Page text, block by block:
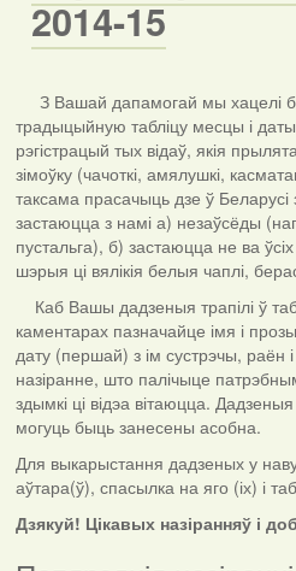
2014-15
З Вашай дапамогай мы хацелі б
традыцыйную табліцу месцы і
рэгістрацый тых відаў, якія
зімоўку (чачоткі, амялушкі,
таксама прасачыць дзе ў Беларусі
застаюцца з намі а) незаўсёды
пустальга), б) застаюцца не ва
шэрыя ці вялікія белыя чаплі,
Каб Вашы дадзеныя трапілі ў
каментарах пазначайце імя і
дату (першай) з ім сустрэчы, раён
назіранне, што палічыце
здымкі ці відэа вітаюцца.
могуць быць занесены асобна.
Для выкарыстання дадзеных у
аўтара(ў), спасылка на яго (іх) і
Дзякуй! Цікавых назіранняў і